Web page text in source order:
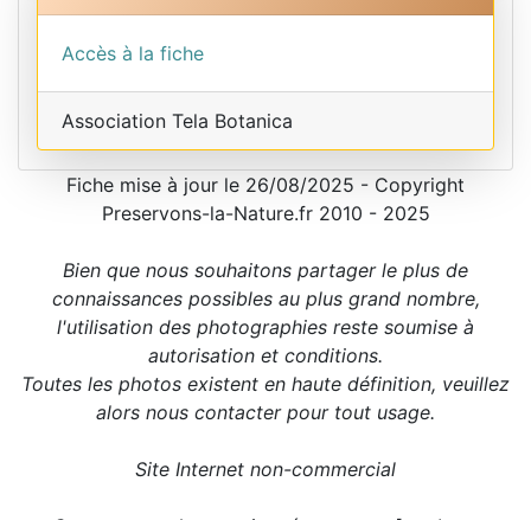
Accès à la fiche
Association Tela Botanica
Fiche mise à jour le 26/08/2025 - Copyright
Preservons-la-Nature.fr 2010 - 2025
Bien que nous souhaitons partager le plus de
connaissances possibles au plus grand nombre,
l'utilisation des photographies reste soumise à
autorisation et conditions.
Toutes les photos existent en haute définition, veuillez
alors nous contacter pour tout usage.
Site Internet non-commercial